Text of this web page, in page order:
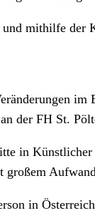
mithilfe der
der FH St.
in
großem
in